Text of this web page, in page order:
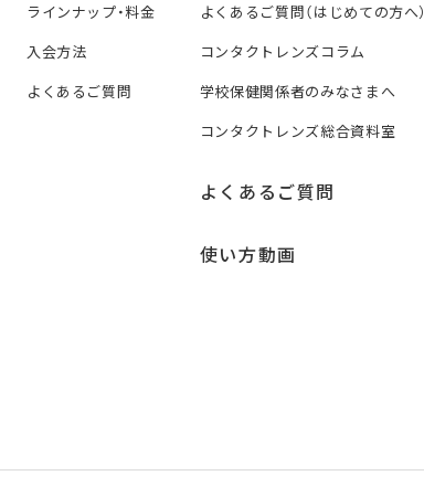
ラインナップ・料金
入会方法
よくあるご質問
よくあるご質問（はじめての方へ）
コンタクトレンズコラム
学校保健関係者のみなさまへ
コンタクトレンズ総合資料室
よくあるご質問
使い方動画